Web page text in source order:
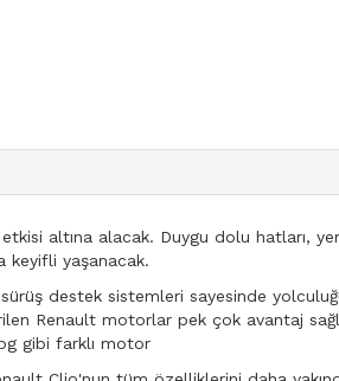
altına alacak. Duygu dolu hatları,
keyifli yaşanacak.
sürüş destek sistemleri sayesinde
Renault motorlar pek çok avantaj
gibi farklı motor